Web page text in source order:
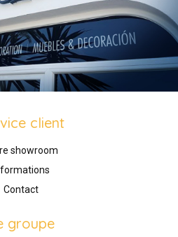
client
showroom
Contact
groupe